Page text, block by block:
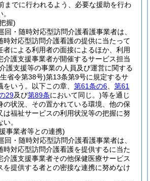
までに行われるよう、必要な援助を行わ
握)
回・随時対応型訪問介護看護事業者は、
時対応型訪問介護看護の提供に当たって
者による利用者の面接によるほか、利用
介護支援事業者が開催するサービス担当
護支援等の事業の人員及び運営に関する
省令第38号)第13条第9号に規定するサ
いう。以下この章、 第61条の6
第61
29及び第89条において同じ。)等を通じ
の状況、その置かれている環境、他の保
は福祉サービスの利用状況等の把握に努
。
事業者等との連携)
回・随時対応型訪問介護看護事業者は、
時対応型訪問介護看護を提供するに当た
介護支援事業者その他保健医療サービス
を提供する者との密接な連携に努めなけ